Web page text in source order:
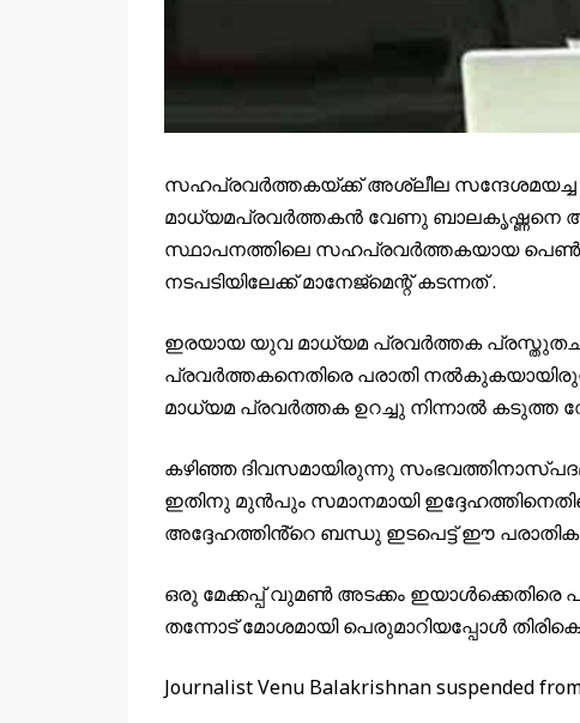
സഹപ്രവർത്തകയ്ക്ക് അശ്ലീല
മാധ്യമപ്രവർത്തകൻ വേണു
സ്ഥാപനത്തിലെ സഹപ്രവർത്തകയായ
നടപടിയിലേക്ക് മാനേജ്‌മെന്റ് കടന്നത് .
ഇരയായ യുവ മാധ്യമ പ്രവർത്തക
പ്രവർത്തകനെതിരെ പരാതി
മാധ്യമ പ്രവർത്തക ഉറച്ചു നിന്നാൽ കടുത്ത
കഴിഞ്ഞ ദിവസമായിരുന്നു
ഇതിനു മുന്‍പും സമാനമായി
അദ്ദേഹത്തിൻ്റെ ബന്ധു ഇടപെട്ട് ഈ
ഒരു മേക്കപ്പ് വുമൺ അടക്കം ഇയാൾക്കെതിരെ
തന്നോട് മോശമായി പെരുമാറിയപ്പോൾ
Journalist Venu Balakrishnan suspended